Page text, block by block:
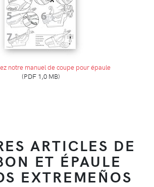
notre manuel de coupe pour épaule
(PDF 1,0 MB)
ARTICLES DE
ET ÉPAULE
EXTREMEÑOS